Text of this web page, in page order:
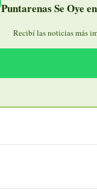
Puntarenas Se Oye
Recibí las noticias más